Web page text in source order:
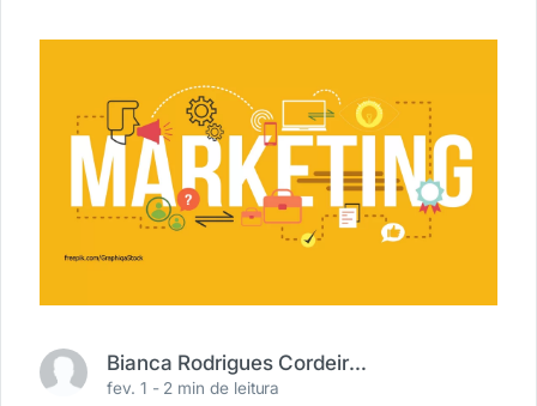
Bianca Rodrigues Cordeiro de Souza
fev. 1 - 2 min de leitura